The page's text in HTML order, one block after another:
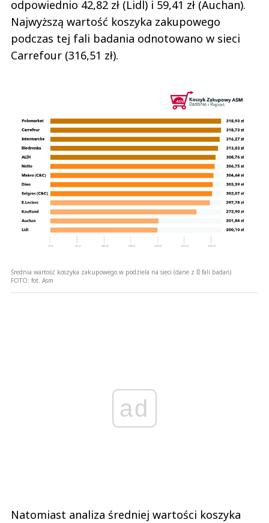
odpowiednio 42,82 zł (Lidl) i 59,41 zł (Auchan).
Najwyższą wartość koszyka zakupowego
podczas tej fali badania odnotowano w sieci
Carrefour (316,51 zł).
Średnia wartość koszyka zakupowego w podziela na sieci (dane z II fali badań)
FOTO: fot. Asm
ad
Natomiast analiza średniej wartości koszyka